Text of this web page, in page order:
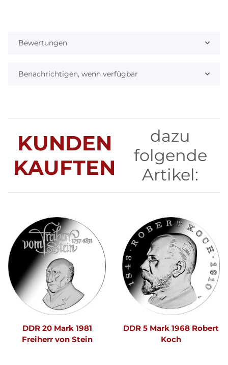
Bewertungen
Benachrichtigen, wenn verfügbar
KUNDEN
KAUFTEN
dazu
folgende
Artikel:
DDR 20 Mark 1981
Freiherr von Stein
DDR 5 Mark 1968 Robert
Koch